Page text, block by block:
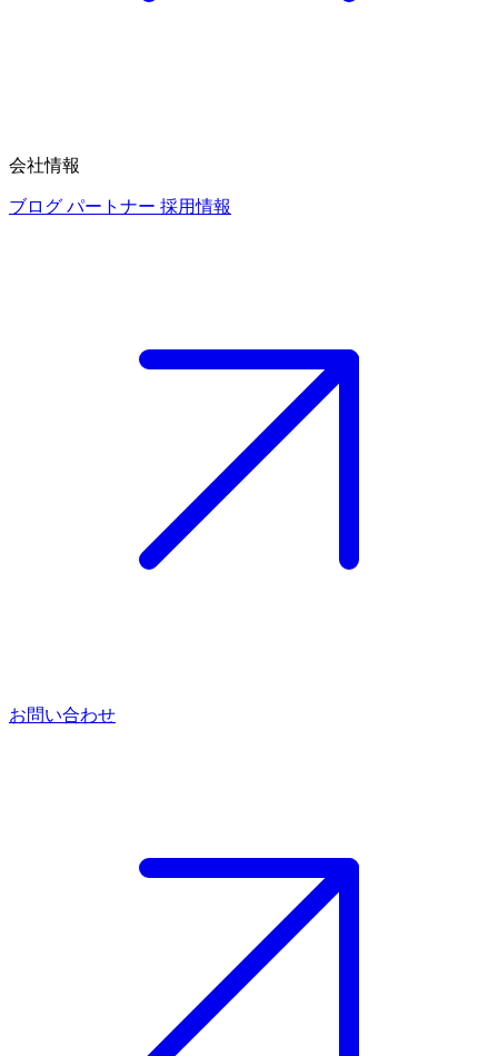
会社情報
ブログ パートナー 採用情報
お問い合わせ